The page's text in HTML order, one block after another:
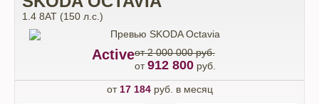
1.4 8AT (150 л.с.)
Activeот 2 000 000 руб.
от912 800 руб.
от 17 184руб. в месяц